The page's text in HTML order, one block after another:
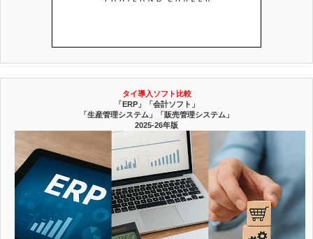
タイ導入ソフト比較
「ERP」「会計ソフト」
「生産管理システム」「販売管理システム」
2025-26年版